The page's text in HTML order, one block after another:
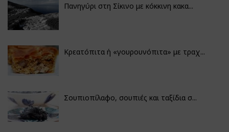
Πανηγύρι στη Σίκινο με κόκκινη κακα...
Κρεατόπιτα ή «γουρουνόπιτα» με τραχ...
Σουπιοπίλαφο, σουπιές και ταξίδια σ...